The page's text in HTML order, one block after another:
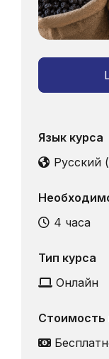
Язык курса
Русский
4 часа
Тип курса
Онлайн
Стоимость